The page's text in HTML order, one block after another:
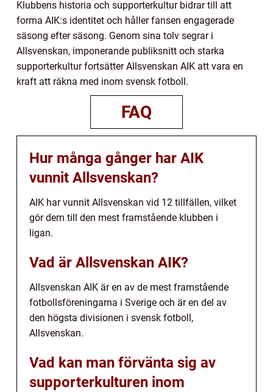
Klubbens historia och supporterkultur bidrar till att
forma AIK:s identitet och håller fansen engagerade
säsong efter säsong. Genom sina tolv segrar i
Allsvenskan, imponerande publiksnitt och starka
supporterkultur fortsätter Allsvenskan AIK att vara en
kraft att räkna med inom svensk fotboll.
FAQ
Hur många gånger har AIK
vunnit Allsvenskan?
AIK har vunnit Allsvenskan vid 12 tillfällen, vilket
gör dem till den mest framstående klubben i
ligan.
Vad är Allsvenskan AIK?
Allsvenskan AIK är en av de mest framstående
fotbollsföreningarna i Sverige och är en del av
den högsta divisionen i svensk fotboll,
Allsvenskan.
Vad kan man förvänta sig av
supporterkulturen inom